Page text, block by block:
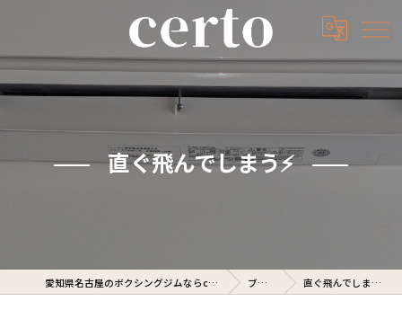
直ぐ飛んでしまう⚡️
愛知県名古屋のボクシングジムならcerto ブログ 直ぐ飛んでしまう⚡️